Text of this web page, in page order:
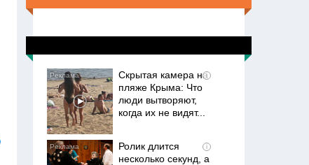
i
Скрытая камера на
пляже Крыма: Что
люди вытворяют,
когда их не видят...
i
Ролик длится
несколько секунд, а